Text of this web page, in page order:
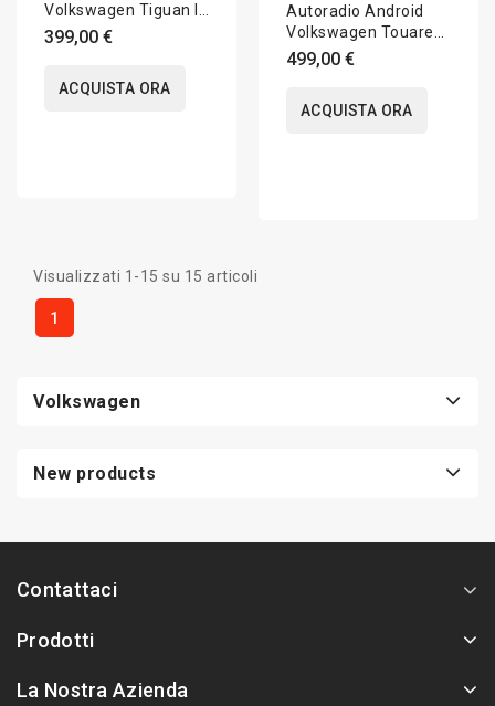
Volkswagen Tiguan II
AD1 2016-2023 Apple
CarPlay 10 pollici
399,00 €
ACQUISTA ORA
Autoradio Android
Volkswagen Touareg
7L 2002-2010 Apple
CarPlay 7 pollici
499,00 €
ACQUISTA ORA
Visualizzati 1-15 su 15 articoli
1
Volkswagen
New products
Contattaci
Prodotti
La Nostra Azienda